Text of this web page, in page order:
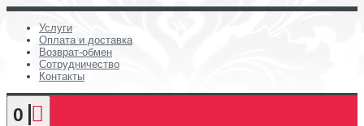
Услуги
Оплата и доставка
Возврат-обмен
Сотрудничество
Контакты
0